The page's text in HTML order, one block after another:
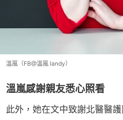
溫嵐（FB@温嵐 landy）
溫嵐感謝親友悉心照看
此外，她在文中致謝北醫醫